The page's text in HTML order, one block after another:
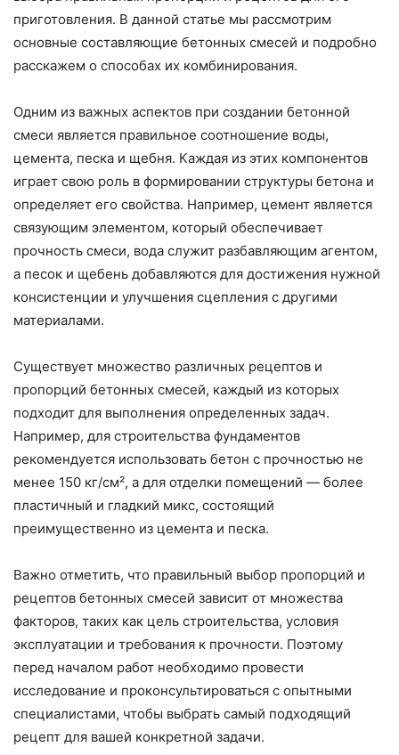
приготовления. В данной статье мы рассмотрим
основные составляющие бетонных смесей и подробно
расскажем о способах их комбинирования.
Одним из важных аспектов при создании бетонной
смеси является правильное соотношение воды,
цемента, песка и щебня. Каждая из этих компонентов
играет свою роль в формировании структуры бетона и
определяет его свойства. Например, цемент является
связующим элементом, который обеспечивает
прочность смеси, вода служит разбавляющим агентом,
а песок и щебень добавляются для достижения нужной
консистенции и улучшения сцепления с другими
материалами.
Существует множество различных рецептов и
пропорций бетонных смесей, каждый из которых
подходит для выполнения определенных задач.
Например, для строительства фундаментов
рекомендуется использовать бетон с прочностью не
менее 150 кг/см², а для отделки помещений — более
пластичный и гладкий микс, состоящий
преимущественно из цемента и песка.
Важно отметить, что правильный выбор пропорций и
рецептов бетонных смесей зависит от множества
факторов, таких как цель строительства, условия
эксплуатации и требования к прочности. Поэтому
перед началом работ необходимо провести
исследование и проконсультироваться с опытными
специалистами, чтобы выбрать самый подходящий
рецепт для вашей конкретной задачи.